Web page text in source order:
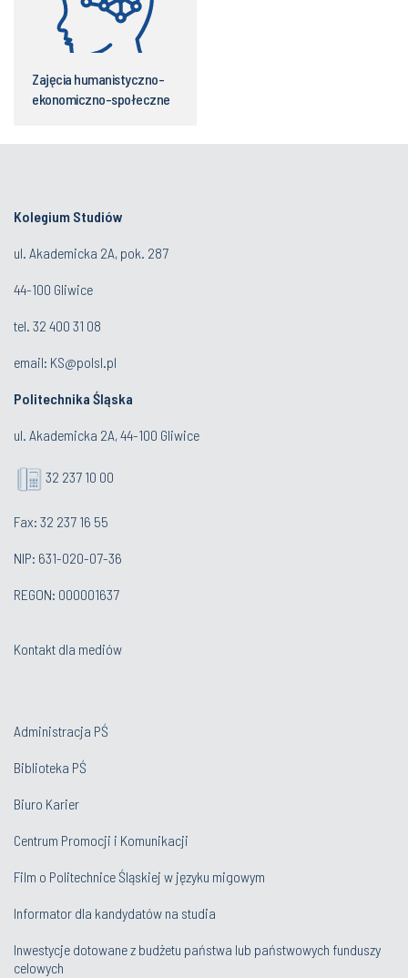
Zajęcia humanistyczno-
ekonomiczno-społeczne
Kolegium Studiów
ul. Akademicka 2A, pok. 287
44-100 Gliwice
tel. 32 400 31 08
email: KS@polsl.pl
Politechnika Śląska
ul. Akademicka 2A, 44-100 Gliwice
32 237 10 00
Fax: 32 237 16 55
NIP: 631-020-07-36
REGON: 000001637
Kontakt dla mediów
Administracja PŚ
Biblioteka PŚ
Biuro Karier
Centrum Promocji i Komunikacji
Film o Politechnice Śląskiej w języku migowym
Informator dla kandydatów na studia
Inwestycje dotowane z budżetu państwa lub państwowych funduszy
celowych